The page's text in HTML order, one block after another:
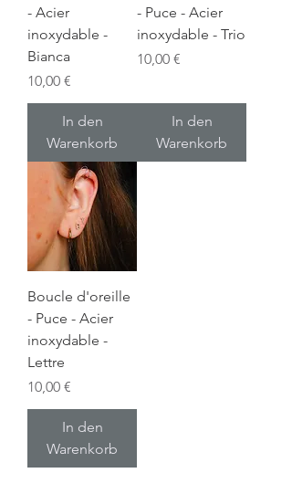
- Acier
inoxydable -
Bianca
Preis
10,00 €
In den
Warenkorb
- Puce - Acier
inoxydable - Trio
Preis
10,00 €
In den
Warenkorb
Boucle d'oreille
- Puce - Acier
inoxydable -
Lettre
Preis
10,00 €
In den
Warenkorb